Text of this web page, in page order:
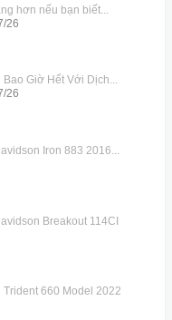
hơn nếu bạn biết...
26
Giờ Hết Với Dịch...
26
Iron 883 2016...
Breakout 114CI
660 Model 2022